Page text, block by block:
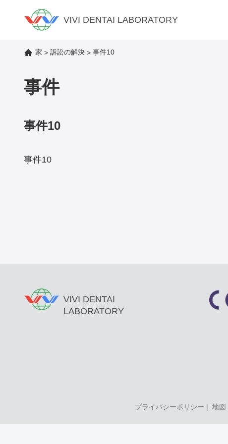
VIVI DENTAI LABORATORY
家 > 訴訟の解決 > 事件10
事件
事件10
事件10
VIVI DENTAI
LABORATORY
プライバシーポリシー | 地図